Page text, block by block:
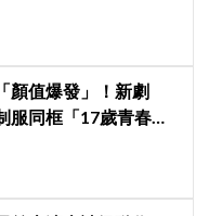
顏值爆發」！新劇
服同框「17歲青春神